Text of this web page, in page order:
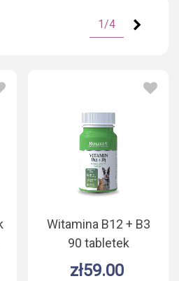
1/4
Witamina B12 + B3
90 tabletek
zł59.00